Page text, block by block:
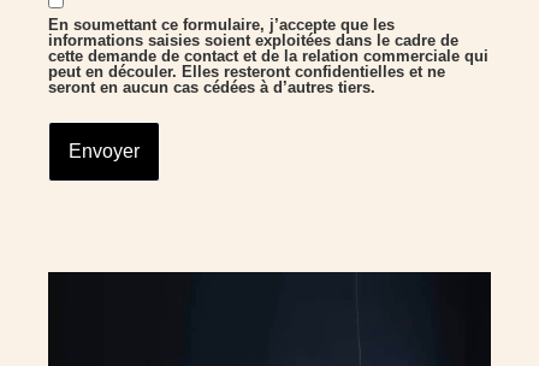
En soumettant ce formulaire, j’accepte que les
informations saisies soient exploitées dans le cadre de
cette demande de contact et de la relation commerciale qui
peut en découler. Elles resteront confidentielles et ne
seront en aucun cas cédées à d’autres tiers.